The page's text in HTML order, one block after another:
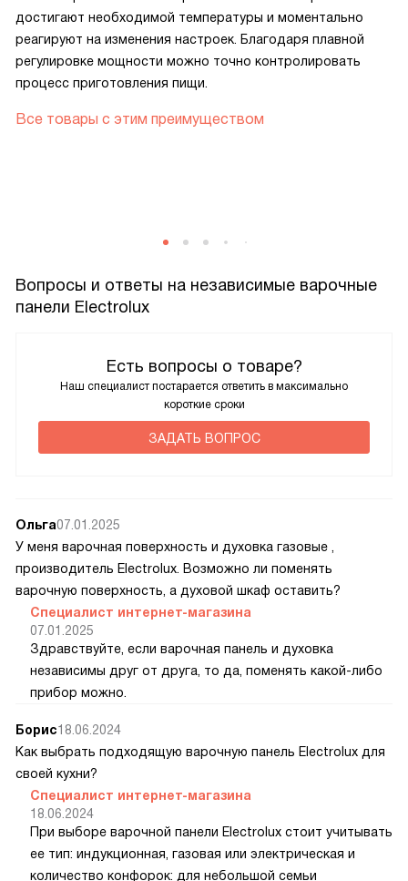
достигают необходимой температуры и моментально
реагируют на изменения настроек. Благодаря плавной
регулировке мощности можно точно контролировать
процесс приготовления пищи.
Все товары с этим преимуществом
Вопросы и ответы на независимые варочные
панели Electrolux
Есть вопросы о товаре?
Наш специалист постарается ответить в максимально
короткие сроки
ЗАДАТЬ ВОПРОС
Ольга07.01.2025
У меня варочная поверхность и духовка газовые ,
производитель Electrolux. Возможно ли поменять
варочную поверхность, а духовой шкаф оставить?
Специалист интернет-магазина
07.01.2025
Здравствуйте, если варочная панель и духовка
независимы друг от друга, то да, поменять какой-либо
прибор можно.
Борис18.06.2024
Как выбрать подходящую варочную панель Electrolux для
своей кухни?
Специалист интернет-магазина
18.06.2024
При выборе варочной панели Electrolux стоит учитывать
ее тип: индукционная, газовая или электрическая и
количество конфорок: для небольшой семьи